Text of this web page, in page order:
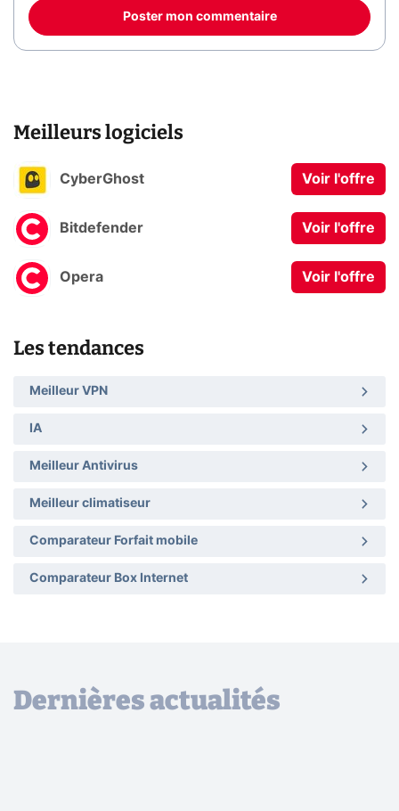
Poster mon commentaire
Meilleurs logiciels
CyberGhost Voir l'offre
Bitdefender Voir l'offre
Opera Voir l'offre
Les tendances
Meilleur VPN
IA
Meilleur Antivirus
Meilleur climatiseur
Comparateur Forfait mobile
Comparateur Box Internet
Dernières actualités